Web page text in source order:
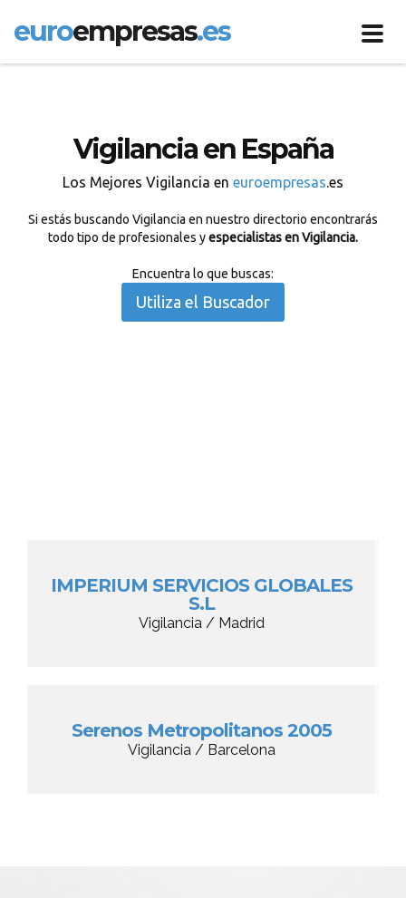
euroempresas.es
Vigilancia en España
Los Mejores Vigilancia en euroempresas.es
Si estás buscando Vigilancia en nuestro directorio encontrarás
todo tipo de profesionales yespecialistas en Vigilancia.
Encuentra lo que buscas:
Utiliza el Buscador
IMPERIUM SERVICIOS GLOBALES
S.L
Vigilancia / Madrid
Serenos Metropolitanos 2005
Vigilancia / Barcelona